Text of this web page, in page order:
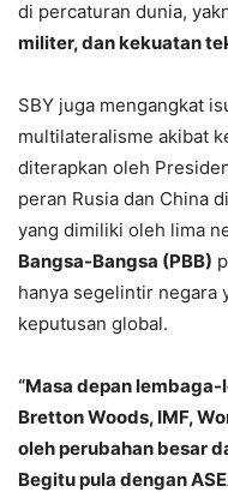
di percaturan dunia,
militer, dan kekuatan
SBY juga mengangkat
multilateralisme akibat
diterapkan oleh
peran Rusia dan China
yang dimiliki oleh lima
Bangsa-Bangsa (PBB)
hanya segelintir negara
keputusan global.
“Masa depan
Bretton Woods, IMF,
oleh perubahan besar
Begitu pula dengan